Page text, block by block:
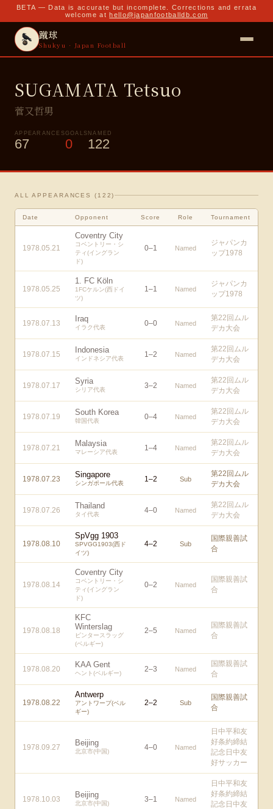
BETA — Data is accurate but incomplete. Corrections and errata
welcome at hello@japanfootballdb.com
蹴球
Shukyu · Japan Football
SUGAMATA Tetsuo
菅又哲男
APPEARANCES
67
GOALS
0
NAMED
122
ALL APPEARANCES ( 122)
Date Opponent Score Role Tournament
1978.05.21
Coventry City
コベントリー・シ
ティ(イングラン
ド)
0–1 Named
ジャパンカ
ップ1978
1978.05.25
1. FC Köln
1FCケルン(西ドイ
ツ)
1–1 Named
ジャパンカ
ップ1978
1978.07.13 Iraq
イラク代表 0–0 Named
第22回ムル
デカ大会
1978.07.15 Indonesia
インドネシア代表 1–2 Named
第22回ムル
デカ大会
1978.07.17 Syria
シリア代表 3–2 Named
第22回ムル
デカ大会
1978.07.19 South Korea
韓国代表 0–4 Named
第22回ムル
デカ大会
1978.07.21 Malaysia
マレーシア代表 1–4 Named
第22回ムル
デカ大会
1978.07.23 Singapore
シンガポール代表 1–2 Sub
第22回ムル
デカ大会
1978.07.26 Thailand
タイ代表 4–0 Named
第22回ムル
デカ大会
1978.08.10
SpVgg 1903
SPVGG1903(西ド
イツ)
4–2 Sub
国際親善試
合
1978.08.14
Coventry City
コベントリー・シ
ティ(イングラン
ド)
0–2 Named
国際親善試
合
1978.08.18
KFC
Winterslag
ビンタースラッグ
(ベルギー)
2–5 Named
国際親善試
合
1978.08.20 KAA Gent
ヘント(ベルギー) 2–3 Named
国際親善試
合
1978.08.22
Antwerp
アントワープ(ベル
ギー)
2–2 Sub
国際親善試
合
1978.09.27 Beijing
北京市(中国) 4–0 Named
日中平和友
好条約締結
記念日中友
好サッカー
1978.10.03 Beijing
北京市(中国) 3–1 Named
日中平和友
好条約締結
記念日中友